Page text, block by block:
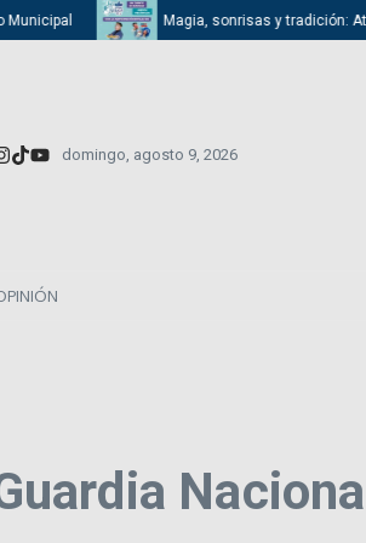
Magia, sonrisas y tradición:
domingo, agosto 9, 2026